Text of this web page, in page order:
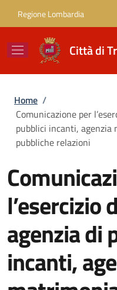
Regione Lombardia
Città di
Briciole di
Home /
Comunicazione per
pubblici incanti, agenzia
pubbliche relazioni
agenzia di
incanti,